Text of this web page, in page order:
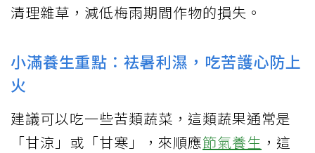
清理雜草，減低梅雨期間作物的損失。
小滿養生重點：袪暑利濕，吃苦護心防上
火
建議可以吃一些苦類蔬菜，這類蔬果通常是
「甘涼」或「甘寒」，來順應節氣養生 ，這